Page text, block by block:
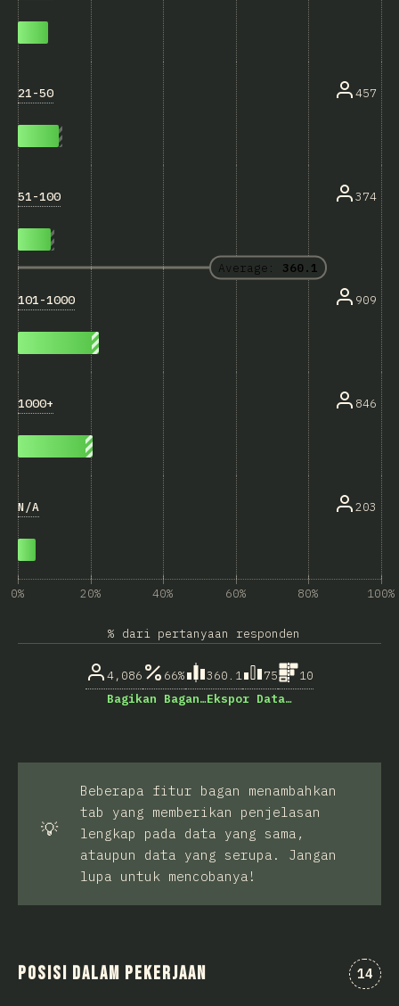
Average: 360.1
21-50 457
51-100 374
101-1000 909
1000+ 846
N/A 203
0% 20% 40% 60% 80% 100%
% dari pertanyaan responden
4,086 66% 360.1 75
10
Bagikan Bagan…Ekspor Data…
💡
Beberapa fitur bagan menambahkan
tab yang memberikan penjelasan
lengkap pada data yang sama,
ataupun data yang serupa. Jangan
lupa untuk mencobanya!
Posisi dalam pekerjaan 14